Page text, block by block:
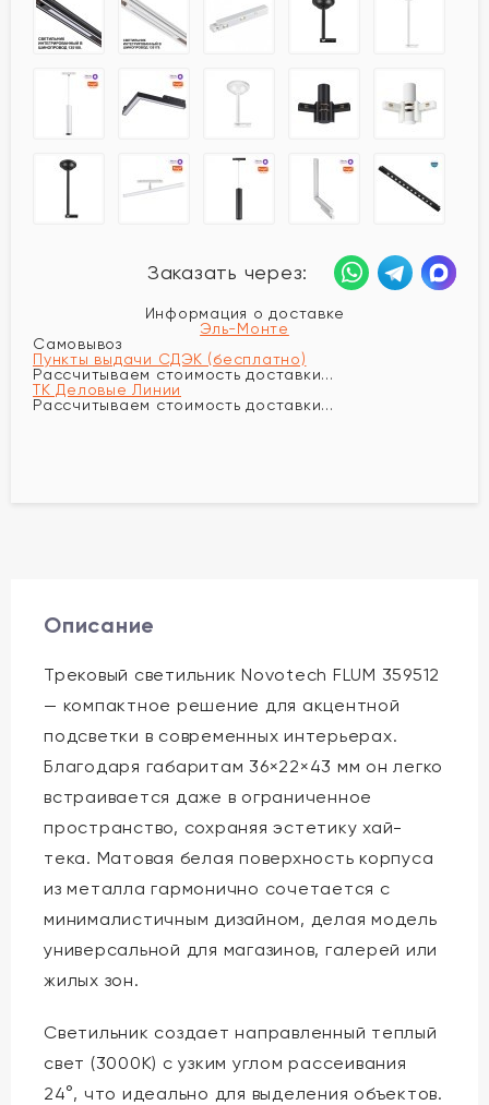
Заказать через:
Информация о доставке
Эль-Монте
Самовывоз
Пункты выдачи СДЭК (бесплатно)
Рассчитываем стоимость доставки...
ТК Деловые Линии
Рассчитываем стоимость доставки...
Описание
Трековый светильник Novotech FLUM 359512
— компактное решение для акцентной
подсветки в современных интерьерах.
Благодаря габаритам 36×22×43 мм он легко
встраивается даже в ограниченное
пространство, сохраняя эстетику хай-
тека. Матовая белая поверхность корпуса
из металла гармонично сочетается с
минималистичным дизайном, делая модель
универсальной для магазинов, галерей или
жилых зон.
Светильник создает направленный теплый
свет (3000K) с узким углом рассеивания
24°, что идеально для выделения объектов.